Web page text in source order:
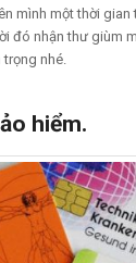
mình một thời
đó nhận thư giùm
nhé.
hiểm.